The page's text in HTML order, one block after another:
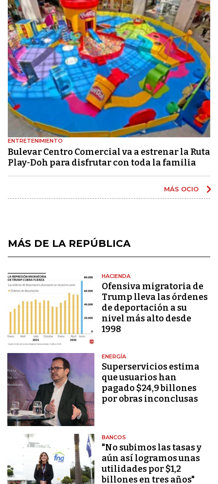
ENTRETENIMIENTO
Bulevar Centro Comercial va a estrenar la Ruta
Play-Doh para disfrutar con toda la familia
MÁS OCIO
MÁS DE LA REPÚBLICA
HACIENDA
Ofensiva migratoria de
Trump lleva las órdenes
de deportación a su
nivel más alto desde
1998
ENERGÍA
Superservicios estima
que usuarios han
pagado $24,9 billones
por obras inconclusas
BANCOS
"No subimos las tasas y
aún así logramos unas
utilidades por $1,2
billones en tres años"